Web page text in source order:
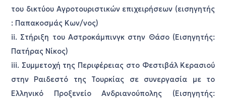
του δικτύου Αγροτουριστικών επιχειρήσεων (εισηγητής
: Παπακοσμάς Κων/νος)
ii. Στήριξη του Αστροκάμπινγκ στην Θάσο (Εισηγητής:
Πατήρας Νίκος)
iii. Συμμετοχή της Περιφέρειας στο Φεστιβάλ Κερασιού
στην Ραιδεστό της Τουρκίας σε συνεργασία με το
Ελληνικό Προξενείο Ανδριανούπολης (Εισηγητής: